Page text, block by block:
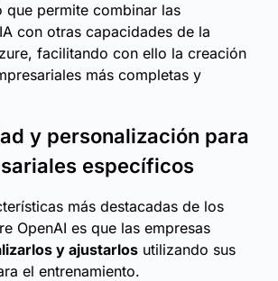
que permite combinar las
con otras capacidades de la
facilitando con ello la creación
más completas y
y personalización para
específicos
más destacadas de los
OpenAI es que las empresas
y ajustarlos utilizando sus
el entrenamiento.